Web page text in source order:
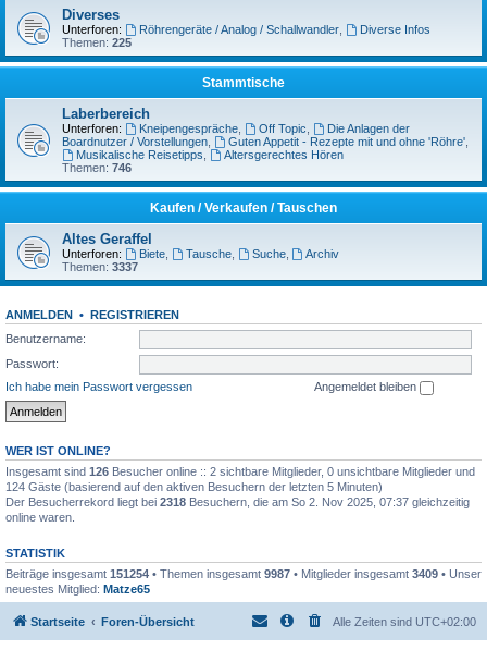
Diverses
Unterforen: Röhrengeräte / Analog / Schallwandler,
Diverse Infos
Themen: 225
Stammtische
Laberbereich
Unterforen: Kneipengespräche, Off Topic
Die Anlagen der
Boardnutzer / Vorstellungen
Guten Appetit - Rezepte mit und ohne 'Röhre',
Musikalische Reisetipps
Altersgerechtes Hören
Themen: 746
Kaufen / Verkaufen / Tauschen
Altes Geraffel
Unterforen: Biete, Tausche, Suche,
Archiv
Themen: 3337
ANMELDEN • REGISTRIEREN
Benutzername:
Passwort:
Ich habe mein Passwort vergessen
Angemeldet bleiben
WER IST ONLINE?
Insgesamt sind 126 Besucher online :: 2 sichtbare Mitglieder, 0 unsichtbare Mitglieder und
124 Gäste (basierend auf den aktiven Besuchern der letzten 5 Minuten)
Der Besucherrekord liegt bei 2318 Besuchern, die am So 2. Nov 2025, 07:37 gleichzeitig
online waren.
STATISTIK
Beiträge insgesamt 151254 • Themen insgesamt 9987 • Mitglieder insgesamt 3409 • Unser
neuestes Mitglied: Matze65
Startseite Foren-Übersicht Alle Zeiten sind UTC+02:00